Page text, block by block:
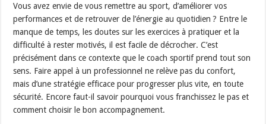
Vous avez envie de vous remettre au sport, d’améliorer vos
performances et de retrouver de l’énergie au quotidien ? Entre le
manque de temps, les doutes sur les exercices à pratiquer et la
difficulté à rester motivés, il est facile de décrocher. C’est
précisément dans ce contexte que le coach sportif prend tout son
sens. Faire appel à un professionnel ne relève pas du confort,
mais d’une stratégie efficace pour progresser plus vite, en toute
sécurité. Encore faut-il savoir pourquoi vous franchissez le pas et
comment choisir le bon accompagnement.